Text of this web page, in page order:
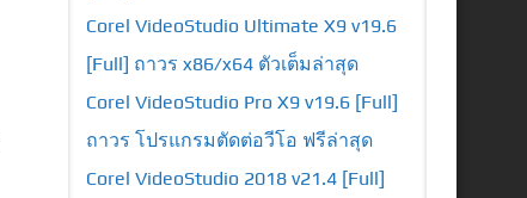
Corel VideoStudio Ultimate X9 v19.6
[Full] ถาวร x86/x64 ตัวเต็มล่าสุด
Corel VideoStudio Pro X9 v19.6 [Full]
ถาวร โปรแกรมตัดต่อวีโอ ฟรีล่าสุด
Corel VideoStudio 2018 v21.4 [Full]